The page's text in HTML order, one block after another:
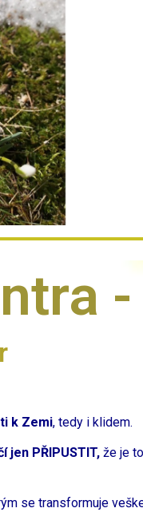
k Zemi, tedy i klidem.
jen PŘIPUSTIT, že je
se transformuje